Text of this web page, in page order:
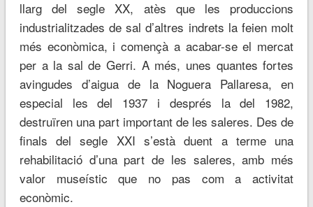
llarg del segle XX, atès que les produccions
industrialitzades de sal d’altres indrets la feien molt
més econòmica, i començà a acabar-se el mercat
per a la sal de Gerri. A més, unes quantes fortes
avingudes d’aigua de la Noguera Pallaresa, en
especial les del 1937 i després la del 1982,
destruïren una part important de les saleres. Des de
finals del segle XXI s’està duent a terme una
rehabilitació d’una part de les saleres, amb més
valor museístic que no pas com a activitat
econòmic.